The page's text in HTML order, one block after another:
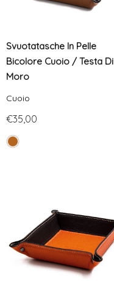
Svuotatasche In Pelle
Bicolore Cuoio / Testa Di
Moro
Cuoio
€35,00